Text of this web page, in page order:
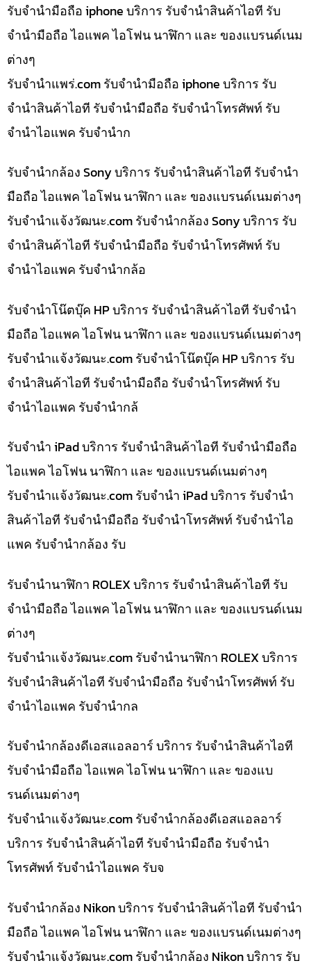
รับจำนำมือถือ iphone บริการ รับจำนำสินค้าไอที รับ
จำนำมือถือ ไอแพค ไอโฟน นาฬิกา และ ของแบรนด์เนม
ต่างๆ
รับจํานําแพร่.com รับจำนำมือถือ iphone บริการ รับ
จำนำสินค้าไอที รับจำนำมือถือ รับจำนำโทรศัพท์ รับ
จำนำไอแพค รับจำนำก
รับจำนำกล้อง Sony บริการ รับจำนำสินค้าไอที รับจำนำ
มือถือ ไอแพค ไอโฟน นาฬิกา และ ของแบรนด์เนมต่างๆ
รับจํานําแจ้งวัฒนะ.com รับจำนำกล้อง Sony บริการ รับ
จำนำสินค้าไอที รับจำนำมือถือ รับจำนำโทรศัพท์ รับ
จำนำไอแพค รับจำนำกล้อ
รับจำนำโน๊ตบุ๊ค HP บริการ รับจำนำสินค้าไอที รับจำนำ
มือถือ ไอแพค ไอโฟน นาฬิกา และ ของแบรนด์เนมต่างๆ
รับจํานําแจ้งวัฒนะ.com รับจำนำโน๊ตบุ๊ค HP บริการ รับ
จำนำสินค้าไอที รับจำนำมือถือ รับจำนำโทรศัพท์ รับ
จำนำไอแพค รับจำนำกล้
รับจำนำ iPad บริการ รับจำนำสินค้าไอที รับจำนำมือถือ
ไอแพค ไอโฟน นาฬิกา และ ของแบรนด์เนมต่างๆ
รับจํานําแจ้งวัฒนะ.com รับจำนำ iPad บริการ รับจำนำ
สินค้าไอที รับจำนำมือถือ รับจำนำโทรศัพท์ รับจำนำไอ
แพค รับจำนำกล้อง รับ
รับจำนำนาฬิกา ROLEX บริการ รับจำนำสินค้าไอที รับ
จำนำมือถือ ไอแพค ไอโฟน นาฬิกา และ ของแบรนด์เนม
ต่างๆ
รับจํานําแจ้งวัฒนะ.com รับจำนำนาฬิกา ROLEX บริการ
รับจำนำสินค้าไอที รับจำนำมือถือ รับจำนำโทรศัพท์ รับ
จำนำไอแพค รับจำนำกล
รับจำนำกล้องดีเอสแอลอาร์ บริการ รับจำนำสินค้าไอที
รับจำนำมือถือ ไอแพค ไอโฟน นาฬิกา และ ของแบ
รนด์เนมต่างๆ
รับจํานําแจ้งวัฒนะ.com รับจำนำกล้องดีเอสแอลอาร์
บริการ รับจำนำสินค้าไอที รับจำนำมือถือ รับจำนำ
โทรศัพท์ รับจำนำไอแพค รับจ
รับจำนำกล้อง Nikon บริการ รับจำนำสินค้าไอที รับจำนำ
มือถือ ไอแพค ไอโฟน นาฬิกา และ ของแบรนด์เนมต่างๆ
รับจํานําแจ้งวัฒนะ.com รับจำนำกล้อง Nikon บริการ รับ